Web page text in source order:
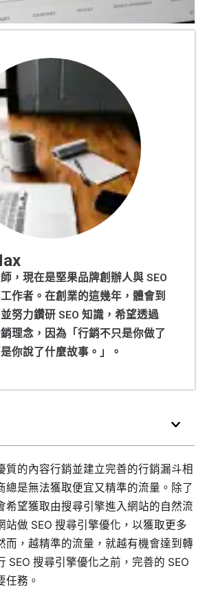
，現在是堅果品牌創辦人與 SEO
作者。在創業的這幾年，體會到
努力鑽研 SEO 知識，希望透過
理念，因為「行銷不只是你做了
你說了什麼故事。」。
質的內容行銷並建立完善的行銷漏斗相
總是無法獲取便宜又精準的流量。除了
希望獲取由搜尋引擎進入網站的自然流
站做 SEO 搜尋引擎優化，以獲取更多
而，越精準的流量，就越有機會達到轉
SEO 搜尋引擎優化之前，完善的 SEO
任務。